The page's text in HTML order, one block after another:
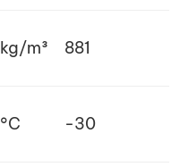
kg/m³ 881
°C -30